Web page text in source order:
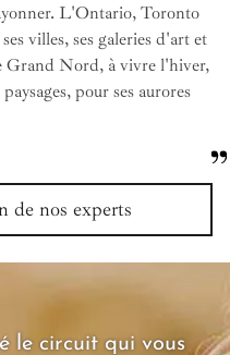
L'Ontario, Toronto
villes, ses galeries d'art et
Grand Nord, à vivre l'hiver,
pour ses aurores
de nos experts
le circuit qui vous